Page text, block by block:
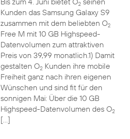
2
Kunden das Samsung Galaxy S9
zusammen mit dem beliebten O2
Free M mit 10 GB Highspeed-
Datenvolumen zum attraktiven
Preis von 39,99 monatlich.1) Damit
gestalten O2Kunden ihre mobile
Freiheit ganz nach ihren eigenen
Wünschen und sind fit für den
sonnigen Mai: Über die 10 GB
Highspeed-Datenvolumen des O2
[…]